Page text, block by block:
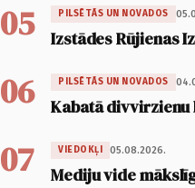
05 PILSĒTĀS UN NOVADOS
Izstādes Rūjienas
06 PILSĒTĀS UN NOVADOS
Kabatā divvirzienu
07 VIEDOKĻI 05.08.2026.
Mediju vide